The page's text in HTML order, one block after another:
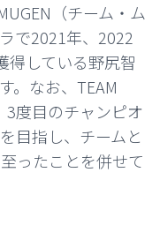
（チーム・ム
で2021年、2022
得している野尻智
。なお、TEAM
3度目のチャンピオ
目指し、チームと
ったことを併せて